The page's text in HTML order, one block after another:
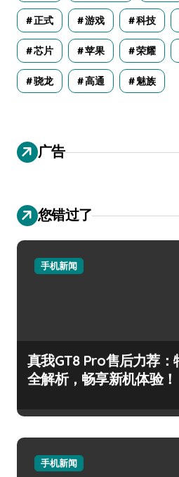
正式 游戏 科技
芯片 苹果 荣耀
骁龙 高通 魅族
广告
您错过了
手机新闻
真我GT8 Pro售后力荐：
全解析，畅享新机体验！
手机新闻